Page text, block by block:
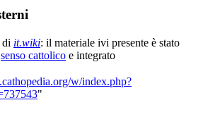
di it.wiki: il materiale ivi presente è stato
senso cattolico e integrato
w/index.php?
"